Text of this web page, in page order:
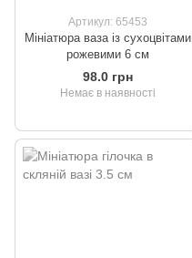
Артикул: 65453
Мініатюра ваза із сухоцвітами
рожевими 6 см
98.0 грн
Немає в наявності